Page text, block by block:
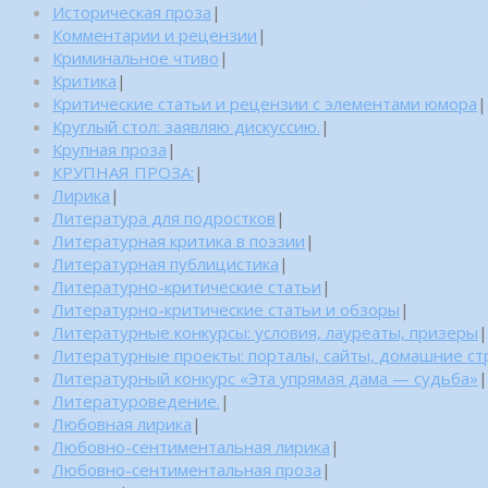
Историческая проза |
Комментарии и рецензии |
Криминальное чтиво |
Критика |
Критические статьи и рецензии с элементами юмора |
Круглый стол: заявляю дискуссию. |
Крупная проза |
КРУПНАЯ ПРОЗА: |
Лирика |
Литература для подростков |
Литературная критика в поэзии |
Литературная публицистика |
Литературно-критические статьи |
Литературно-критические статьи и обзоры |
Литературные конкурсы: условия, лауреаты, призеры |
Литературные проекты: порталы, сайты, домашние
Литературный конкурс «Эта упрямая дама — судьба» |
Литературоведение. |
Любовная лирика |
Любовно-сентиментальная лирика |
Любовно-сентиментальная проза |